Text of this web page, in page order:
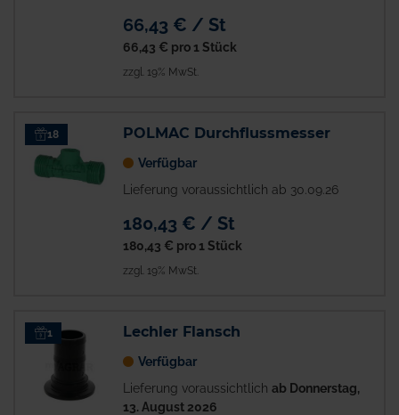
66,43 € / St
66,43 € pro 1 Stück
zzgl. 19% MwSt.
18 POLMAC Durchflussmesser
Verfügbar
Lieferung voraussichtlich ab 30.09.26
180,43 € / St
180,43 € pro 1 Stück
zzgl. 19% MwSt.
1 Lechler Flansch
Verfügbar
Lieferung voraussichtlich ab Donnerstag,
13. August 2026